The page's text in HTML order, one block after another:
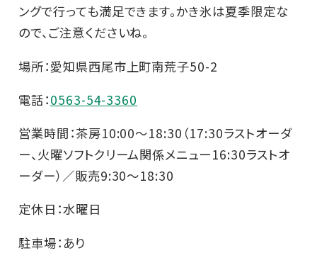
ングで行っても満足できます。かき氷は夏季限定な
ので、ご注意くださいね。
場所：愛知県西尾市上町南荒子50-2
電話：0563-54-3360
営業時間：茶房10:00～18:30（17:30ラストオーダ
ー、火曜ソフトクリーム関係メニュー16:30ラストオ
ーダー）／販売9:30～18:30
定休日：水曜日
駐車場：あり